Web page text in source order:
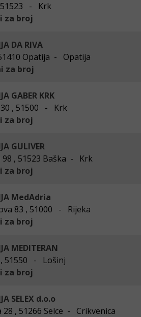
51523 - Krk
za broj
DA RIVA
Opatija - Opatija
za broj
GABER KRK
30 , 51500 - Krk
za broj
GULIVER
98 , 51523 Baška - Krk
za broj
MedAdria
83 , 51000 - Rijeka
za broj
MEDITERAN
, 51550 - Lošinj
za broj
SELEX d.o.o
28 , 51266 Selce - Crikvenica